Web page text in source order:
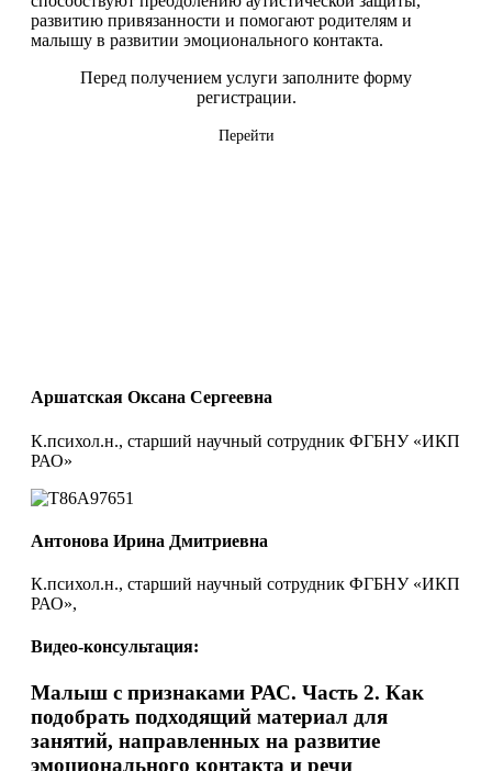
развитию привязанности и помогают родителям и
малышу в развитии эмоционального контакта.
Перед получением услуги заполните форму
регистрации.
Перейти
Аршатская Оксана Сергеевна
К.психол.н., старший научный сотрудник ФГБНУ «ИКП
РАО»
Антонова Ирина Дмитриевна
К.психол.н., старший научный сотрудник ФГБНУ «ИКП
РАО»,
Видео-консультация:
Малыш с признаками РАС. Часть 2. Как
подобрать подходящий материал для
занятий, направленных на развитие
эмоционального контакта и речи